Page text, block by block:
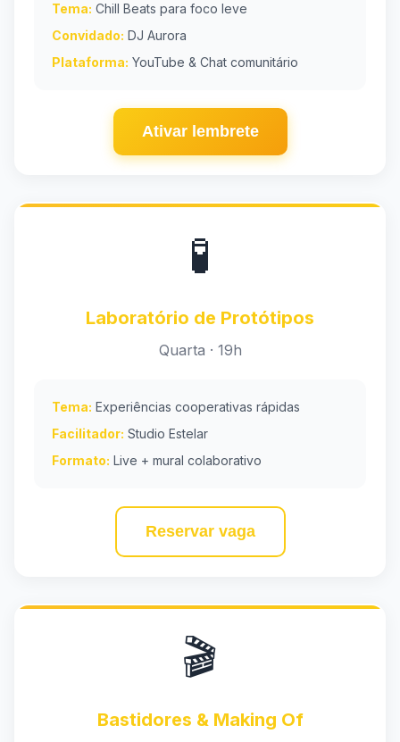
Tema: Chill Beats para foco leve
Convidado: DJ Aurora
Plataforma: YouTube & Chat comunitário
Ativar lembrete
🧪
Laboratório de Protótipos
Quarta · 19h
Tema: Experiências cooperativas rápidas
Facilitador: Studio Estelar
Formato: Live + mural colaborativo
Reservar vaga
🎬
Bastidores & Making Of